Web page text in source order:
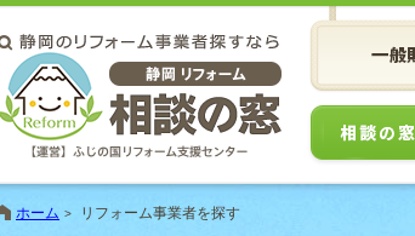
ホーム リフォーム事業者を探す